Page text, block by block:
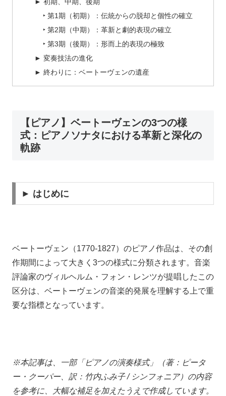
► 初期、中期、後期
‣ 第1期（初期）：伝統からの脱却と個性の確立
‣ 第2期（中期）：革新と劇的表現の確立
‣ 第3期（後期）：形而上的表現の極致
► 変奏技法の進化
► 終わりに：ベートーヴェンの遺産
【ピアノ】ベートーヴェンの3つの様
式：ピアノソナタにおける革新と深化の
軌跡
► はじめに
ベートーヴェン（1770-1827）のピアノ作品は、その創
作期間によって大きく3つの様式に分類されます。音楽
評論家のヴィルヘルム・フォン・レンツが提唱したこの
区分は、ベートーヴェンの音楽的発展を理解する上で重
要な指標となっています。
※本記事は、一部「ピアノの演奏様式」（著：ピータ
ー・クーパー、訳：竹内ふみ子 / シンフォニア）の内容
を参考に、大幅な補足を加えたうえで作成しています。